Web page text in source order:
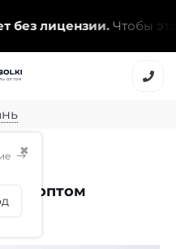
лицензии.Чтобы эта
✖
оптом